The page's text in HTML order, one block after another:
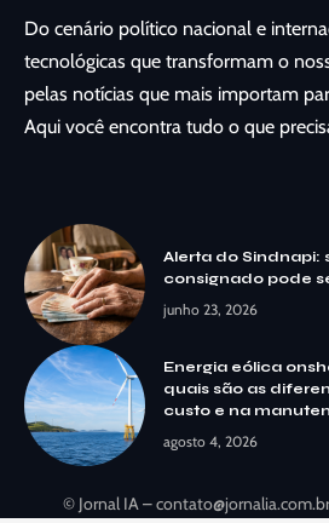
Do cenário político nacional e
tecnológicas que transformam o
pelas notícias que mais importam
Aqui você encontra tudo o que
Alerta do Sindnapi:
consignado pode
junho 23, 2026
Energia eólica
quais são as
custo e na
agosto 4, 2026
© Jornal IA –contato@jornalia.com.br